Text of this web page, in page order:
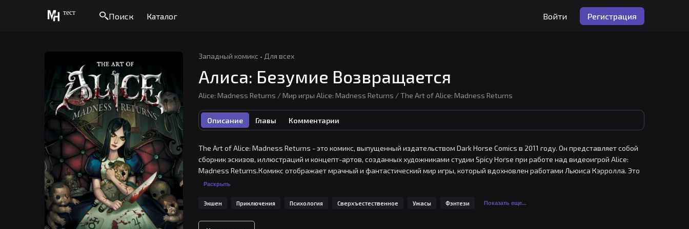
тест Поиск Каталог Войти Регистрация
Западный комикс · Для всех
Алиса: Безумие Возвращается
Alice: Madness Returns / Мир игры Alice: Madness Returns / The Art of Alice: Madness Returns
Описание Главы Комментарии
The Art of Alice: Madness Returns - это комикс, выпущенный издательством Dark Horse Comics в 2011 году. Он представляет собой
сборник эскизов, иллюстраций и концепт-артов, созданных художниками студии Spicy Horse при работе над видеоигрой Alice:
Madness Returns.Комикс отображает мрачный и фантастический мир игры, который вдохновлен работами Льюиса Кэрролла. Это
мир, полный странных и ужасающих существ, который заставляет героиню, Алису, бороться с своими собственными демонами и
искусства. Он содержит интересные комментарии творческой группы, которая работала над проектом, и подробности о создании
Раскрыть
Экшен Приключения Психология Сверхъестественное Ужасы Фэнтези Показать еще...